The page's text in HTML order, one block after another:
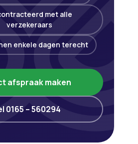
met alle
verzekeraars
enkele dagen terecht
afspraak maken
0165 – 560294